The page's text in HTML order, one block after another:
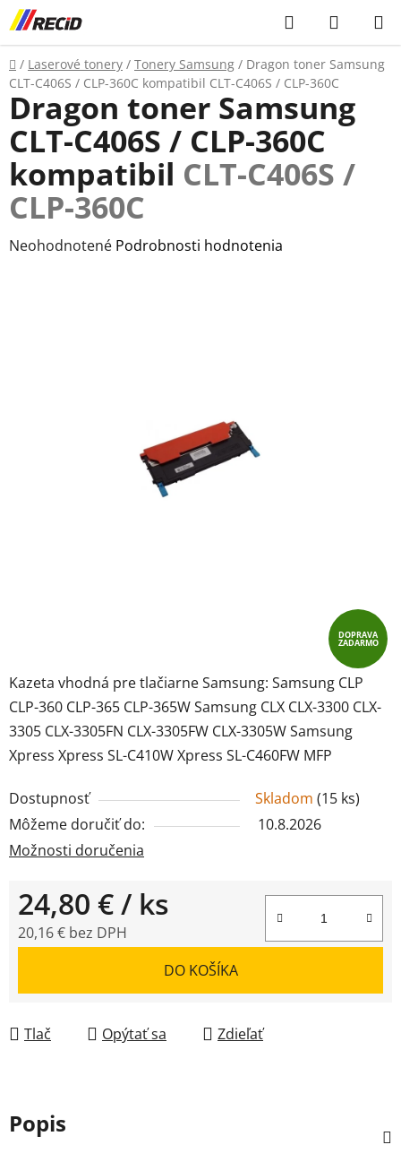
Prejsť
na
obsah
Hľadať
KOŠÍK
Domov
/ Laserové tonery / Tonery Samsung / Dragon toner Samsung
CLT-C406S / CLP-360C kompatibil CLT-C406S / CLP-360C
Kazeta vhodná pre tlačiarne Samsung: Samsung CLP
CLP-360 CLP-365 CLP-365W Samsung CLX CLX-3300 CLX-
3305 CLX-3305FN CLX-3305FW CLX-3305W Samsung
Xpress Xpress SL-C410W Xpress SL-C460FW MFP
Dostupnosť Skladom (15 ks)
Môžeme doručiť do:
10.8.2026
Možnosti doručenia
24,80 €/ ks
20,16 € bez DPH
DO KOŠÍKA
Tlač Opýtať sa Zdieľať
Dragon toner Samsung
CLT-C406S / CLP-360C
kompatibil CLT-C406S /
CLP-360C
Priemerné
Neohodnotené Podrobnosti hodnotenia
DOPRAVA
ZADARMO
Popis